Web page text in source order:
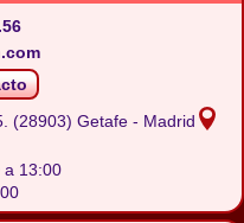
(28903) Getafe - Madrid
a 13:00